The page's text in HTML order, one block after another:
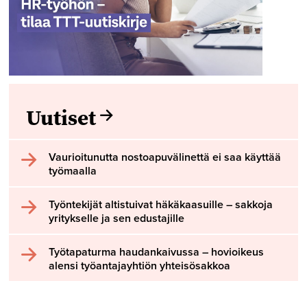
Uutiset
Vaurioitunutta nostoapuvälinettä ei saa käyttää
työmaalla
Työntekijät altistuivat häkäkaasuille – sakkoja
yritykselle ja sen edustajille
Työtapaturma haudankaivussa – hovioikeus
alensi työantajayhtiön yhteisösakkoa